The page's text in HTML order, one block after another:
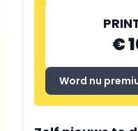
€
Word nu